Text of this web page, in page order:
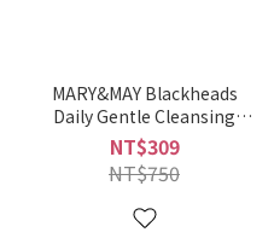
MARY&MAY Blackheads
Daily Gentle Cleansing
Nose Patch/10 Sets
NT$309
NT$750